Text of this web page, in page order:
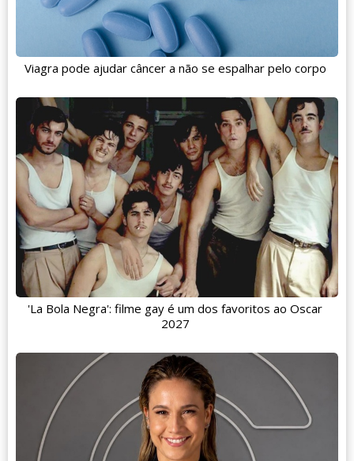
Viagra pode ajudar câncer a não se espalhar pelo corpo
'La Bola Negra': filme gay é um dos favoritos ao Oscar
2027